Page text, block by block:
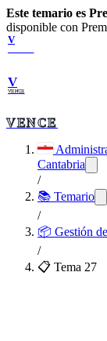
Este temario es
disponible con
V
V
VENCE
VENCE
Cantabria
/
📚 Temario
/
📦 Gestión
/
📋 Tema 27